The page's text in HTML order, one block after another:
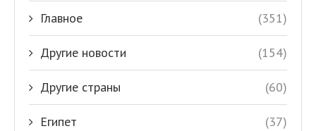
Главное (351)
Другие новости (154)
Другие страны (60)
Египет (37)